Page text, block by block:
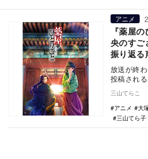
アニメ
『薬屋
央のす
振り返る
放送が終
投稿され
ではの…
三山てらこ
アニメ
大
三山てら子